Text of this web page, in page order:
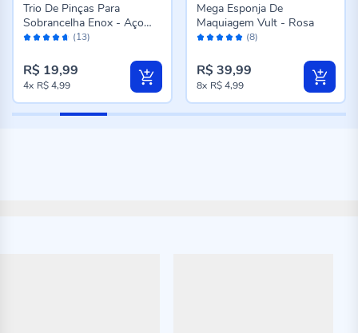
Avaliação: (13)
Trio De Pinças Para
Sobrancelha Enox - Aço
Inox
R$ 19,99
4x R$ 4,99
Avaliação: (8)
Mega Esponja De
Maquiagem Vult - Rosa
R$ 39,99
8x R$ 4,99